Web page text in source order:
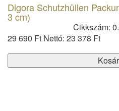
Digora Schutzhüllen
3 cm)
Cikkszám:
29 690 Ft Nettó: 23 378 Ft